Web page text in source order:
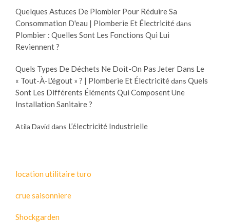
Quelques Astuces De Plombier Pour Réduire Sa
Consommation D'eau | Plomberie Et Électricitédans
Plombier : Quelles Sont Les Fonctions Qui Lui
Reviennent ?
Quels Types De Déchets Ne Doit-On Pas Jeter Dans Le
« Tout-À-L'égout » ? | Plomberie Et Électricitédans Quels
Sont Les Différents Éléments Qui Composent Une
Installation Sanitaire ?
Atila David dans L’électricité Industrielle
location utilitaire turo
crue saisonniere
Shockgarden